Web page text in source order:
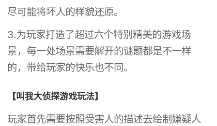
尽可能将坏人的样貌还原。
3.为玩家打造了超过六个特别精美的游戏场
景，每一处场景需要解开的谜题都是不一样
的，带给玩家的快乐也不同。
【叫我大侦探游戏玩法】
玩家首先需要按照受害人的描述去绘制嫌疑人